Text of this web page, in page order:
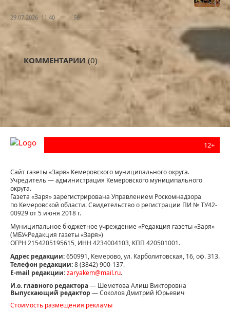
29.07.2026 11:40 56
КОММЕНТАРИИ (0)
12+
Сайт газеты «Заря» Кемеровского муниципального округа.
Учредитель — администрация Кемеровского муниципального
округа.
Газета «Заря» зарегистрирована Управлением Роскомнадзора
по Кемеровской области. Свидетельство о регистрации ПИ № ТУ42-
00929 от 5 июня 2018 г.
Муниципальное бюджетное учреждение «Редакция газеты «Заря»
(МБУ«Редакция газеты «Заря»)
ОГРН 2154205195615, ИНН 4234004103, КПП 420501001.
Адрес редакции:650991, Кемерово, ул. Карболитовская, 16, оф. 313.
Телефон редакции:8 (3842) 900-137.
E-mail редакции:zaryakem@mail.ru.
И.о. главного редактора— Шеметова Алиш Викторовна
Выпускающий редактор — Соколов Дмитрий Юрьевич
Стоимость размещения рекламы